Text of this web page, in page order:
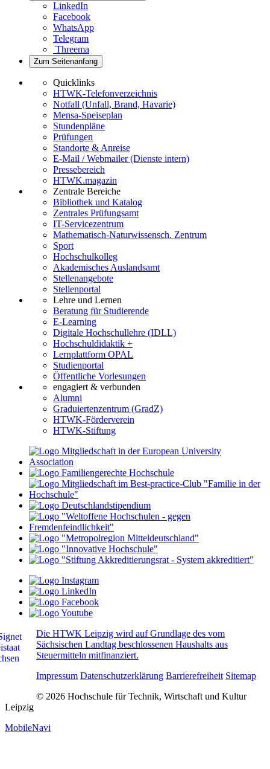
LinkedIn
Facebook
WhatsApp
Telegram
Threema
Zum Seitenanfang
Quicklinks
HTWK-Telefonverzeichnis
Notfall (Unfall, Brand, Havarie)
Mensa-Speiseplan
Stundenpläne
Prüfungen
Standorte & Anreise
E-Mail / Webmailer (Dienste intern)
Pressebereich
HTWK.magazin
Zentrale Bereiche
Bibliothek und Katalog
Zentrales Prüfungsamt
IT-Servicezentrum
Mathematisch-Naturwissensch. Zentrum
Sport
Hochschulkolleg
Akademisches Auslandsamt
Stellenangebote
Stellenportal
Lehre und Lernen
Beratung für Studierende
E-Learning
Digitale Hochschullehre (IDLL)
Hochschuldidaktik +
Lernplattform OPAL
Studienportal
Öffentliche Vorlesungen
engagiert & verbunden
Alumni
Graduiertenzentrum (GradZ)
HTWK-Förderverein
HTWK-Stiftung
Die HTWK Leipzig wird auf Grundlage des vom
Sächsischen Landtag beschlossenen Haushalts aus
Steuermitteln mitfinanziert.
Impressum Datenschutzerklärung Barrierefreiheit Sitemap
© 2026 Hochschule für Technik, Wirtschaft und Kultur
Leipzig
MobileNavi